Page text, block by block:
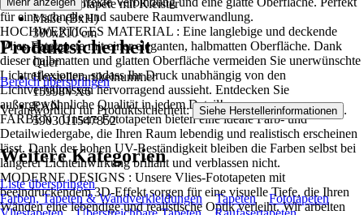
Vlies Fototapete mit Kleister
Maße (BxH)
300x210 cm
Format
Quer
Herstellerartikelnummer
15998VX6
EAN
5903011547852
für eine schnelle und saubere Raumverwandlung.
HOCHWERTIGES MATERIAL : Eine langlebige und deckende
Vlies-Fototapete mit einer eleganten, halbmatten Oberfläche. Dank
dieser halbmatten und glatten Oberfläche vermeiden Sie unerwünschte
Lichtreflexionen, sodass Ihr Druck unabhängig von den
Lichtverhältnissen hervorragend aussieht. Entdecken Sie
außergewöhnliche Qualität in jedem Detail!
FARBEN : Unsere Fototapeten bieten eine ideale Farb- und
Detailwiedergabe, die Ihren Raum lebendig und realistisch erscheinen
lässt. Dank der hohen UV-Beständigkeit bleiben die Farben selbst bei
längerer Lichteinwirkung brillant und verblassen nicht.
MODERNE DESIGNS : Unsere Vlies-Fototapeten mit
beeindruckendem 3D-Effekt sorgen für eine visuelle Tiefe, die Ihren
Wänden eine lebendige und realistische Optik verleiht. Wir arbeiten
Produktsicherheit
Bereich überspringen
Verantwortlich für Produktsicherheit: Siehe Herstellerinformationen .
Weitere Kategorien
Liste überspringen
Farben, Tapeten & Wandverkleidungen
Tapeten
Fototapeten